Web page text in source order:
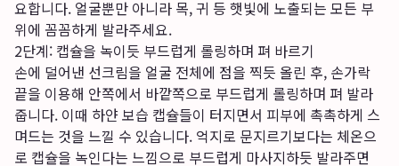
요합니다. 얼굴뿐만 아니라 목, 귀 등 햇빛에 노출되는 모든 부
위에 꼼꼼하게 발라주세요.
2단계: 캡슐을 녹이듯 부드럽게 롤링하며 펴 바르기
손에 덜어낸 선크림을 얼굴 전체에 점을 찍듯 올린 후, 손가락
끝을 이용해 안쪽에서 바깥쪽으로 부드럽게 롤링하며 펴 발라
줍니다. 이때 하얀 보습 캡슐들이 터지면서 피부에 촉촉하게 스
며드는 것을 느낄 수 있습니다. 억지로 문지르기보다는 체온으
로 캡슐을 녹인다는 느낌으로 부드럽게 마사지하듯 발라주면